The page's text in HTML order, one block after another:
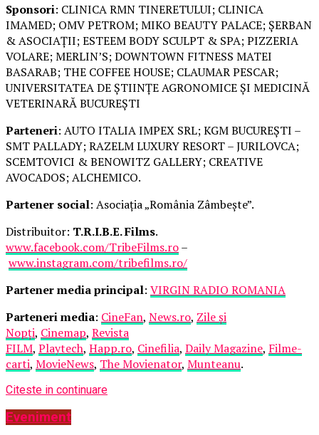
Sponsori: CLINICA RMN TINERETULUI; CLINICA
IMAMED; OMV PETROM; MIKO BEAUTY PALACE; ȘERBAN
& ASOCIAȚII; ESTEEM BODY SCULPT & SPA; PIZZERIA
VOLARE; MERLIN’S; DOWNTOWN FITNESS MATEI
BASARAB; THE COFFEE HOUSE; CLAUMAR PESCAR;
UNIVERSITATEA DE ȘTIINȚE AGRONOMICE ȘI MEDICINĂ
VETERINARĂ BUCUREȘTI
Parteneri: AUTO ITALIA IMPEX SRL; KGM BUCUREȘTI –
SMT PALLADY; RAZELM LUXURY RESORT – JURILOVCA;
SCEMTOVICI & BENOWITZ GALLERY; CREATIVE
AVOCADOS; ALCHEMICO.
Partener social: Asociația „România Zâmbește”.
Distribuitor: T.R.I.B.E. Films.
www.facebook.com/TribeFilms.ro–
www.instagram.com/tribefilms.ro/
Partener media principal: VIRGIN RADIO ROMANIA
Parteneri media: CineFan, News.ro, Zile și
Nopți, Cinemap, Revista
FILM, Playtech, Happ.ro, Cinefilia, Daily Magazine, Filme-
carti, MovieNews, The Movienator, Munteanu.
Citeste in continuare
Eveniment